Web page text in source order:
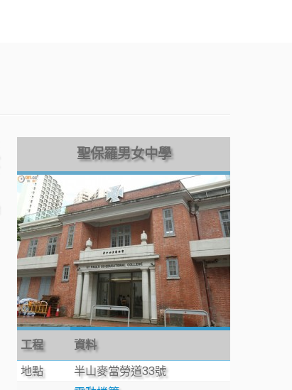
聖保羅男女中學
工程
資料
地點
半山麥當勞道33號